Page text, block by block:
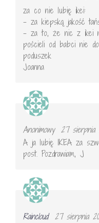
za co nie lubię ikei:
– za kiepską jakość
– za to, że nic z ikei
pościeli od babci nie
poduszek
Joanna
Anonimowy 27 sierpnia
A ja lubię IKEA za
post. Pozdrawiam, J
Raincloud 27 sierpnia